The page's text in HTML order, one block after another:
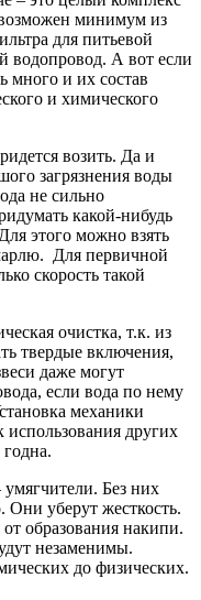
минимум из
для питьевой
водопровод. А вот если
много и их состав
и химического
возить. Да и
загрязнения воды
не сильно
какой-нибудь
этого можно взять
Для первичной
скорость такой
очистка, т.к. из
твердые включения,
даже могут
если вода по нему
механики
использования других
Без них
уберут жесткость.
образования накипи.
незаменимы.
до физических.